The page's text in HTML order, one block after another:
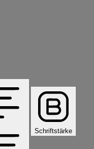
Schriftstärke